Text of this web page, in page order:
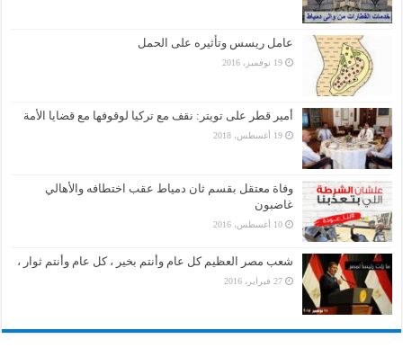
عامل ريسس وتأثيره على الحمل
19 نوفمبر، 2016
أمير قطر على تويتر: نقف مع تركيا لوقوفها مع قضايا الأمة
19 أغسطس، 2018
وفاة معتقل بقسم ثان دمياط عقب اختطافه والأهالي
غاضبون
10 أغسطس، 2016
شعب مصر العظيم كل عام وأنتم بخير ، كل عام وأنتم ثوار ،
27 فبراير، 2016